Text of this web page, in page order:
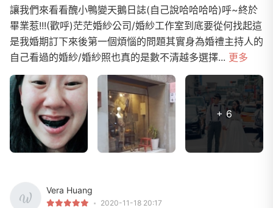
讓我們來看看醜小鴨變天鵝日誌(自己說哈哈哈哈)呼~終於
畢業惹!!!(歡呼)茫茫婚紗公司/婚紗工作室到底要從何找起這
是我婚期訂下來後第一個煩惱的問題其實身為婚禮主持人的
自己看過的婚紗/婚紗照也真的是數不清越多選擇... 更多
+ 6
Vera Huang
2020-11-18 20:17